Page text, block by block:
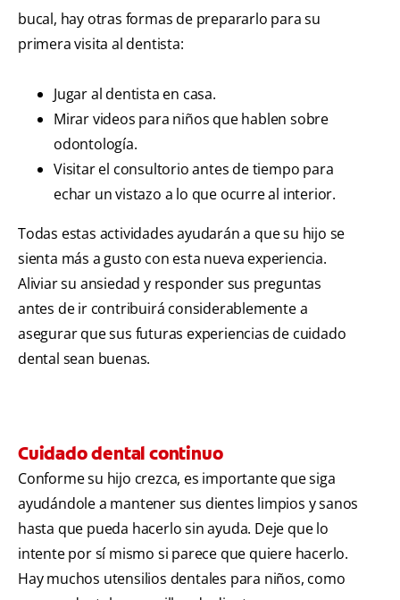
bucal, hay otras formas de prepararlo para su
primera visita al dentista:
Jugar al dentista en casa.
Mirar videos para niños que hablen sobre
odontología.
Visitar el consultorio antes de tiempo para
echar un vistazo a lo que ocurre al interior.
Todas estas actividades ayudarán a que su hijo se
sienta más a gusto con esta nueva experiencia.
Aliviar su ansiedad y responder sus preguntas
antes de ir contribuirá considerablemente a
asegurar que sus futuras experiencias de cuidado
dental sean buenas.
Cuidado dental continuo
Conforme su hijo crezca, es importante que siga
ayudándole a mantener sus dientes limpios y sanos
hasta que pueda hacerlo sin ayuda. Deje que lo
intente por sí mismo si parece que quiere hacerlo.
Hay muchos utensilios dentales para niños, como